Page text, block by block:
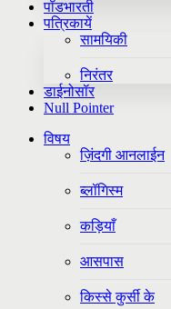
पॉडभारती
पत्रिकायें
सामयिकी
निरंतर
डाईनोसॉर
Null Pointer
विषय
ज़िंदगी आनलाईन
ब्लॉगिस्म
कड़ियाँ
आसपास
किस्से कुर्सी के